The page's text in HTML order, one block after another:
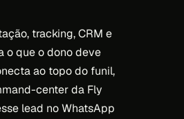
tracking, CRM e
o que o dono deve
ao topo do funil,
center da Fly
lead no WhatsApp